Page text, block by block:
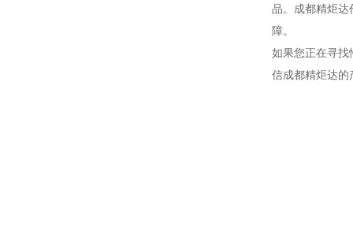
品。成都精炬达
障。
如果您正在寻找
信成都精炬达的